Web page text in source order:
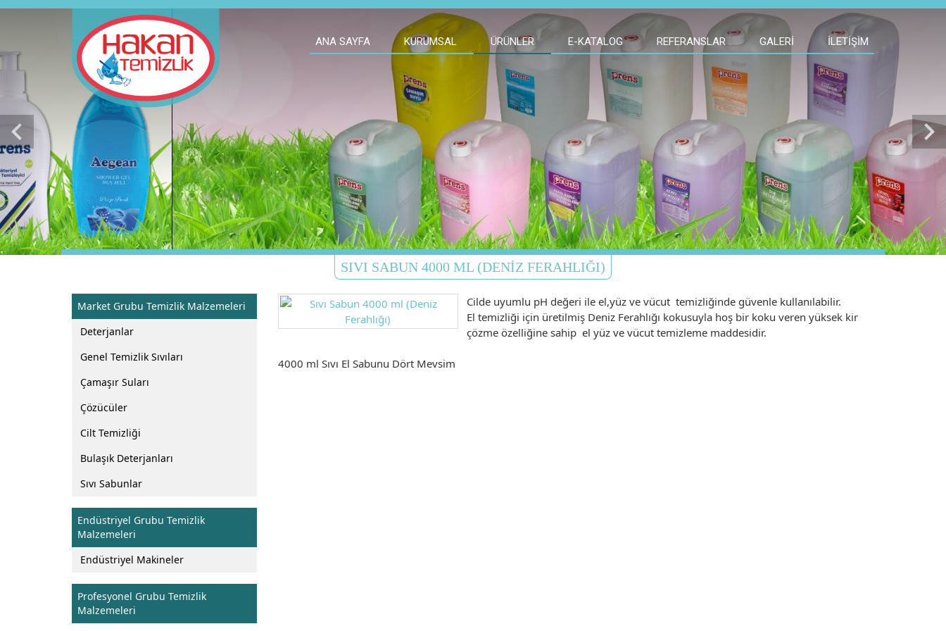
chevron_left chevron_right
ANA SAYFA KURUMSAL ÜRÜNLER E-KATALOG REFERANSLAR GALERI İLETIŞIM
SIVI SABUN 4000 ML (DENIZ FERAHLIĞI)
Market Grubu Temizlik Malzemeleri
Deterjanlar
Genel Temizlik Sıvıları
Çamaşır Suları
Çözücüler
Cilt Temizliği
Bulaşık Deterjanları
Sıvı Sabunlar
Endüstriyel Grubu Temizlik
Malzemeleri
Endüstriyel Makineler
Profesyonel Grubu Temizlik
Malzemeleri
Cilde uyumlu pH değeri ile el,yüz ve vücut temizliğinde güvenle kullanılabilir.
El temizliği için üretilmiş Deniz Ferahlığı kokusuyla hoş bir koku veren yüksek kir
çözme özelliğine sahip el yüz ve vücut temizleme maddesidir.
4000 ml Sıvı El Sabunu Dört Mevsim